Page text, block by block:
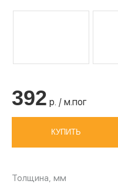
392 р. / м.пог
КУПИТЬ
Толщина, мм